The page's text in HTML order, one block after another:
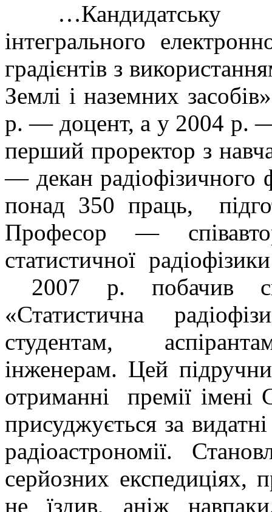
…Кандидатську
інтегрального
градієнтів з
Землі і наземних
р. — доцент, а у 2004 р.
перший проректор з
— декан радіофізичного
понад 350 праць,
Професор —
статистичної
2007 р. побачив
«Статистична
студентам,
інженерам. Цей
отриманні премії
присуджується за
радіоастрономії.
серйозних експедиціях,
не їздив, аніж